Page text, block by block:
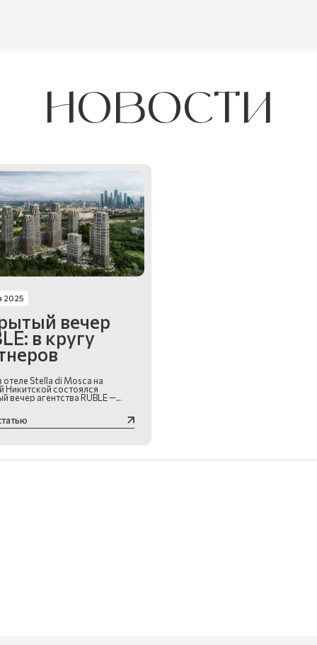
НОВОСТИ
2025
вечер
в кругу
отеле Stella di Mosca на
Никитской состоялся
вечер агентства RUBLE —
для наших партнёров